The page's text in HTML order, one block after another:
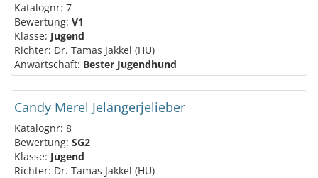
Katalognr: 7
Bewertung: V1
Klasse: Jugend
Richter: Dr. Tamas Jakkel (HU)
Anwartschaft: Bester Jugendhund
Candy Merel Jelängerjelieber
Katalognr: 8
Bewertung: SG2
Klasse: Jugend
Richter: Dr. Tamas Jakkel (HU)